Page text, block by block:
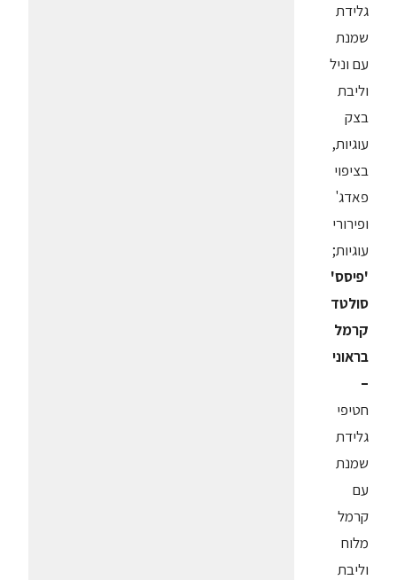
גלידת
שמנת
עם וניל
וליבת
בצק
עוגיות,
בציפוי
פאדג'
ופירורי
עוגיות;
'פיסס'
סולטד
קרמל
בראוני
–
חטיפי
גלידת
שמנת
עם
קרמל
מלוח
וליבת